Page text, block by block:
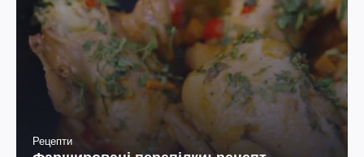
Рецепти